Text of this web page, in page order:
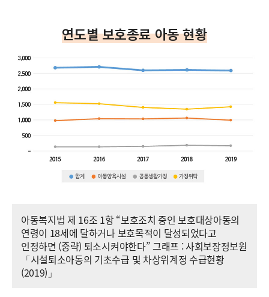
연도별 보호종료 아동 현황
아동복지법 제 16조 1항 “보호조치 중인 보호대상아동의
연령이 18세에 달하거나 보호목적이 달성되었다고
인정하면 (중략) 퇴소시켜야한다” 그래프 : 사회보장정보원
「시설퇴소아동의 기초수급 및 차상위계정 수급현황
(2019)」